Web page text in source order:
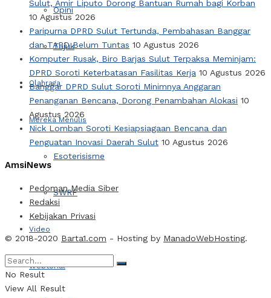
Opini
Tajuk
Olahraga
Mereka Menulis
Esoterisisme
SWRF
Video
Webtorial
Sulut, Amir Liputo Dorong Bantuan Rumah bagi Korban
10 Agustus 2026
Paripurna DPRD Sulut Tertunda, Pembahasan Banggar
dan TAPD Belum Tuntas 10 Agustus 2026
Komputer Rusak, Biro Barjas Sulut Terpaksa Meminjam:
DPRD Soroti Keterbatasan Fasilitas Kerja 10 Agustus 2026
Banggar DPRD Sulut Soroti Minimnya Anggaran
Penanganan Bencana, Dorong Penambahan Alokasi 10
Agustus 2026
Nick Lomban Soroti Kesiapsiagaan Bencana dan
Penguatan Inovasi Daerah Sulut 10 Agustus 2026
AmsiNews
Pedoman Media Siber
Redaksi
Kebijakan Privasi
© 2018-2020 Barta1.com - Hosting by ManadoWebHosting.
No Result
View All Result